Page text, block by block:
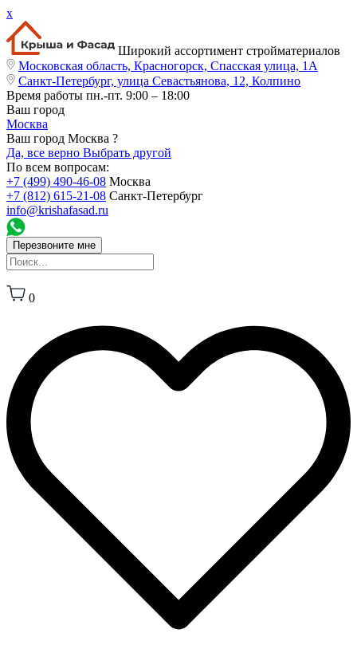
x
Широкий ассортимент стройматериалов
Московская область, Красногорск, Спасская улица, 1А
Санкт-Петербург, улица Севастьянова, 12, Колпино
Время работы пн.-пт. 9:00 – 18:00
Ваш город
Москва
Ваш город Москва ?
Да, все верно Выбрать другой
По всем вопросам:
+7 (499) 490-46-08 Москва
+7 (812) 615-21-08 Санкт-Петербург
info@krishafasad.ru
Перезвоните мне
0